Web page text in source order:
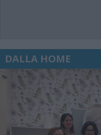
DALLA HOME